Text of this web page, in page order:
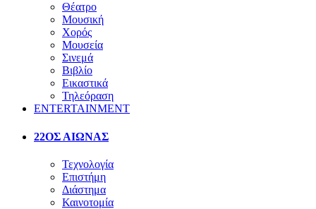
Θέατρο
Μουσική
Χορός
Μουσεία
Σινεμά
Βιβλίο
Εικαστικά
Τηλεόραση
ENTERTAINMENT
22ΟΣ ΑΙΩΝΑΣ
Τεχνολογία
Επιστήμη
Διάστημα
Καινοτομία